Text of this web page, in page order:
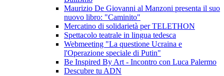
Maurizio De Giovanni al Manzoni presenta il suo
nuovo libro: "Caminito"
Mercatino di solidarietà per TELETHON
Spettacolo teatrale in lingua tedesca
Webmeeting "La questione Ucraina e
l'Operazione speciale di Putin"
Be Inspired By Art - Incontro con Luca Palermo
Descubre tu ADN